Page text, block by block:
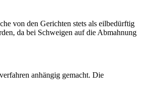
von den Gerichten stets als eilbedürftig
da bei Schweigen auf die Abmahnung
anhängig gemacht. Die